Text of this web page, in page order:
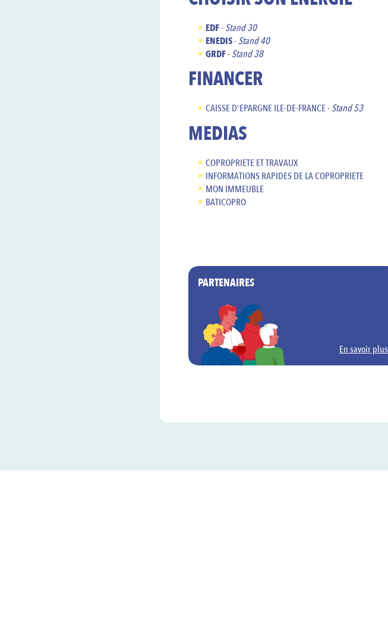
EDF- Stand 30
ENEDIS- Stand 40
GRDF- Stand 38
FINANCER
CAISSE D'EPARGNE ILE-DE-FRANCE - Stand 53
MEDIAS
COPROPRIETE ET TRAVAUX
INFORMATIONS RAPIDES DE LA COPROPRIETE
MON IMMEUBLE
BATICOPRO
PARTENAIRES
En savoir plus